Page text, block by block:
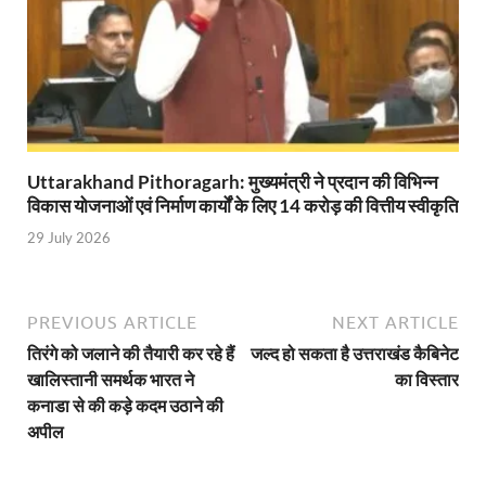
YEIDA Emerges: यीडा बना मेडिकल डिवाइस
House of Himalayas: हाउस आफ हिमालयाज बिक्री
Star Infomatic: बजट 2026–27 से भारत की डिजिटल और
Benefits of Peanuts: सर्दियों में कितनी मूंगफली एक दिन में
Sapne Me Aag Dekhna: सपने में आग देखना का मतलब
Ajit Pawar Death: महाराष्ट्र के उपमुख्यमंत्री अजित
भारत पर्व में उत्तराखण्ड की झांकी ‘आत्मनिर्भर उत्तराखण्ड’
Bastar Story: बस्तर में लोकतंत्र की नई सुबह 47 गांवों में
Uttarakhand Pithoragarh: मुख्यमंत्री ने प्रदान की विभिन्न
विकास योजनाओं एवं निर्माण कार्यों के लिए 14 करोड़ की वित्तीय स्वीकृति
29 July 2026
PREVIOUS ARTICLE
तिरंगे को जलाने की तैयारी कर रहे हैं
खालिस्तानी समर्थक भारत ने
कनाडा से की कड़े कदम उठाने की
अपील
NEXT ARTICLE
जल्द हो सकता है उत्तराखंड कैबिनेट
का विस्तार